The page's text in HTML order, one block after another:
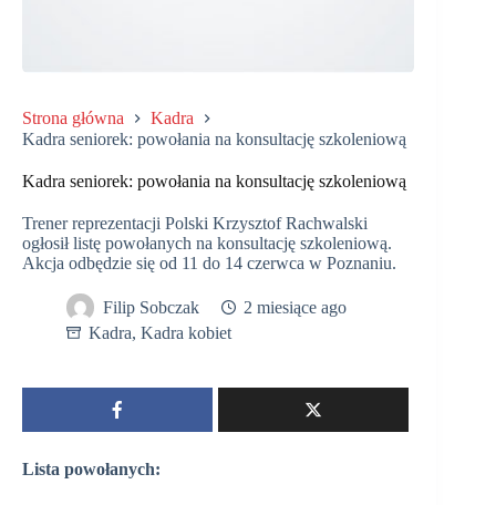
Strona główna
Kadra
Kadra seniorek: powołania na konsultację szkoleniową
Kadra seniorek: powołania na konsultację szkoleniową
Trener reprezentacji Polski Krzysztof Rachwalski
ogłosił listę powołanych na konsultację szkoleniową.
Akcja odbędzie się od 11 do 14 czerwca w Poznaniu.
Filip Sobczak
2 miesiące ago
Kadra, Kadra kobiet
Lista powołanych: